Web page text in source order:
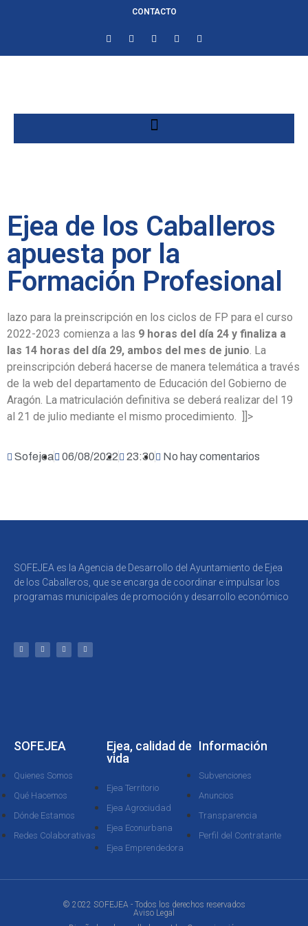
CONTACTO
Ejea de los Caballeros
apuesta por la
Formación Profesional
lazo para la preinscripción en los ciclos de FP para el curso
2022-2023 comienza a las 9 horas del día 24 y finaliza a
las 14 horas del día 29, ambos del mes de junio. La
preinscripción deberá hacerse de manera telemática a través
de la web del departamento de Educación del Gobierno de
Aragón. La matriculación definitiva se deberá realizar del 19
al 21 de julio mediante el mismo procedimiento. ]]>
Sofejea 06/08/2022 23:30 No hay comentarios
SOFEJEA es la Agencia de Desarrollo del Ayuntamiento de Ejea
de los Caballeros, que se encarga de coordinar e impulsar los
programas municipales de promoción y desarrollo económico
SOFEJEA
Quienes Somos
Qué Hacemos
Dónde Estamos
Redes Colaborativas
Ejea, calidad de
vida
Ejea Territorio
Ejea Agrociudad
Ejea Econurbana
Ejea Emprendedora
Información
Subvenciones
Anuncios
Transparencia
Perfil del Contratante
© 2022 SOFEJEA - Todos los derechos reservados
Aviso Legal